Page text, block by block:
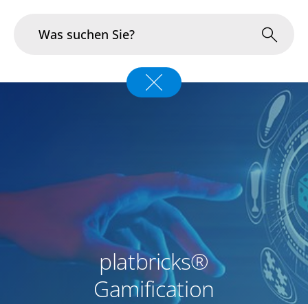
Infrastruktur & Betrieb
platbricks®
Gamification